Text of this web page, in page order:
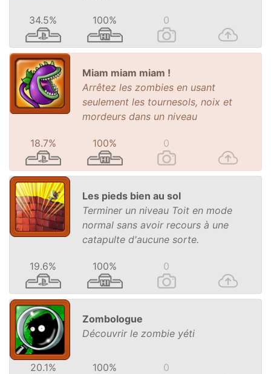
34.5% 100% 0
Miam miam miam !
Arrêtez les zombies en usant
seulement les tournesols, noix et
mordeurs dans un niveau
18.7% 100% 0
Les pieds bien au sol
Terminer un niveau Toit en mode
normal sans avoir recours à une
catapulte d'aucune sorte.
19.6% 100% 0
Zombologue
Découvrir le zombie yéti
20.1% 100% 0